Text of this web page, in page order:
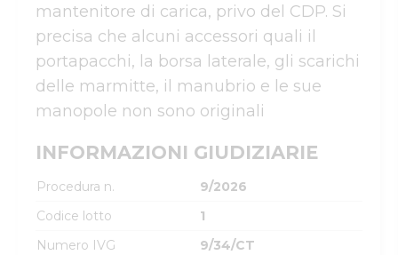
mantenitore di carica, privo del CDP. Si
precisa che alcuni accessori quali il
portapacchi, la borsa laterale, gli scarichi
delle marmitte, il manubrio e le sue
manopole non sono originali
INFORMAZIONI GIUDIZIARIE
Procedura n.
9/2026
Codice lotto
1
Numero IVG
9/34/CT